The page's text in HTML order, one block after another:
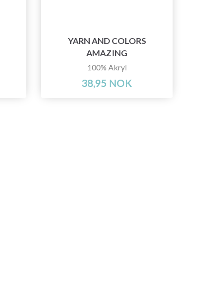
YARN AND COLORS
AMAZING
100% Akryl
38,95 NOK